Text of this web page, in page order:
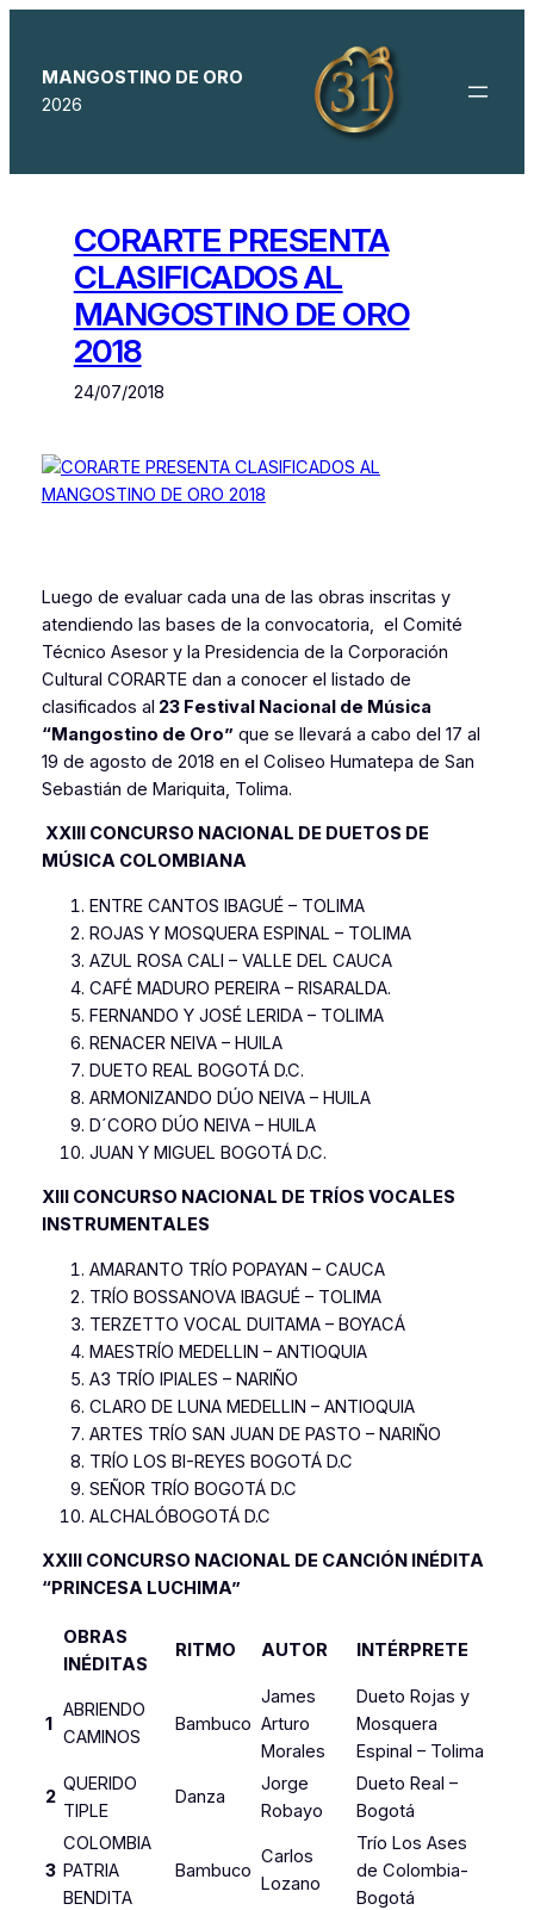
contenido
MANGOSTINO DE ORO
2026
CORARTE PRESENTA
CLASIFICADOS AL
MANGOSTINO DE ORO
2018
24/07/2018
Luego de evaluar cada una de las obras inscritas y
atendiendo las bases de la convocatoria, el Comité
Técnico Asesor y la Presidencia de la Corporación
Cultural CORARTE dan a conocer el listado de
clasificados al 23 Festival Nacional de Música
“Mangostino de Oro” que se llevará a cabo del 17 al
19 de agosto de 2018 en el Coliseo Humatepa de San
Sebastián de Mariquita, Tolima.
XXIII CONCURSO NACIONAL DE DUETOS DE
MÚSICA COLOMBIANA
ENTRE CANTOS IBAGUÉ – TOLIMA
ROJAS Y MOSQUERA ESPINAL – TOLIMA
AZUL ROSA CALI – VALLE DEL CAUCA
CAFÉ MADURO PEREIRA – RISARALDA.
FERNANDO Y JOSÉ LERIDA – TOLIMA
RENACER NEIVA – HUILA
DUETO REAL BOGOTÁ D.C.
ARMONIZANDO DÚO NEIVA – HUILA
D´CORO DÚO NEIVA – HUILA
JUAN Y MIGUEL BOGOTÁ D.C.
XIII CONCURSO NACIONAL DE TRÍOS VOCALES
INSTRUMENTALES
AMARANTO TRÍO POPAYAN – CAUCA
TRÍO BOSSANOVA IBAGUÉ – TOLIMA
TERZETTO VOCAL DUITAMA – BOYACÁ
MAESTRÍO MEDELLIN – ANTIOQUIA
A3 TRÍO IPIALES – NARIÑO
CLARO DE LUNA MEDELLIN – ANTIOQUIA
ARTES TRÍO SAN JUAN DE PASTO – NARIÑO
TRÍO LOS BI-REYES BOGOTÁ D.C
SEÑOR TRÍO BOGOTÁ D.C
ALCHALÓBOGOTÁ D.C
XXIII CONCURSO NACIONAL DE CANCIÓN INÉDITA
“PRINCESA LUCHIMA”
OBRAS
INÉDITAS
RITMO AUTOR INTÉRPRETE
1
ABRIENDO
CAMINOS
Bambuco
James
Arturo
Morales
Dueto Rojas y
Mosquera
Espinal – Tolima
2
QUERIDO
TIPLE
Danza
Jorge
Robayo
Dueto Real –
Bogotá
3
COLOMBIA
PATRIA
BENDITA
Bambuco
Carlos
Lozano
Trío Los Ases
de Colombia-
Bogotá